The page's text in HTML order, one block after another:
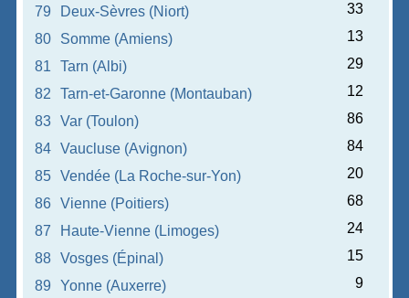
79
Deux-Sèvres (Niort)
33
80
Somme (Amiens)
13
81
Tarn (Albi)
29
82
Tarn-et-Garonne (Montauban)
12
83
Var (Toulon)
86
84
Vaucluse (Avignon)
84
85
Vendée (La Roche-sur-Yon)
20
86
Vienne (Poitiers)
68
87
Haute-Vienne (Limoges)
24
88
Vosges (Épinal)
15
89
Yonne (Auxerre)
9